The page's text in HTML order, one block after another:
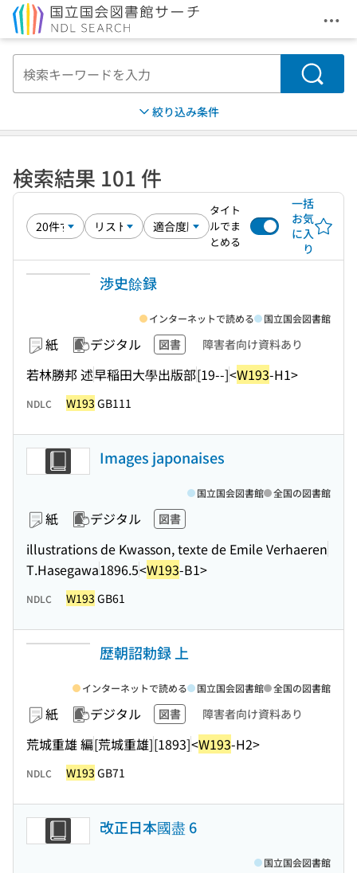
メ
検索
絞り込み条件
検索結果 101 件
タイト
ルでま
とめる
一括
お気
に入
り
渉史餘録
紙 デジタル 図書 障害者向け資料あり
若林勝邦 述早稲田大學出版部[19--]<W193-H1>
インターネットで読める 国立国会図書館
NDLC W193 GB111
Images japonaises
紙 デジタル 図書
illustrations de Kwasson, texte de Emile Verhaeren
T.Hasegawa1896.5<W193-B1>
国立国会図書館 全国の図書館
NDLC W193 GB61
歴朝詔勅録 上
紙 デジタル 図書 障害者向け資料あり
荒城重雄 編[荒城重雄][1893]<W193-H2>
インターネットで読める 国立国会図書館 全国の図書館
NDLC W193 GB71
改正日本國盡 6
国立国会図書館